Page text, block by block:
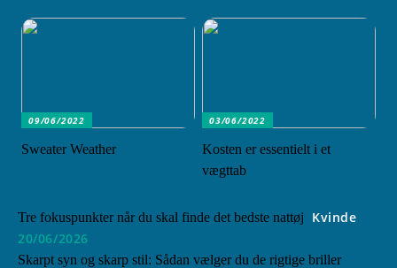
09/06/2022
Sweater Weather
03/06/2022
Kosten er essentielt i et
vægttab
Tre fokuspunkter når du skal finde det bedste nattøj
Kvinde
20/06/2026
Skarpt syn og skarp stil: Sådan vælger du de rigtige briller